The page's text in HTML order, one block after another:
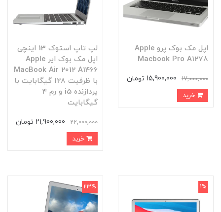
اپل مک بوک پرو Apple
Macbook Pro A1278
17,000,000 15,900,000 تومان
لپ تاپ استوک 13 اینچی
اپل مک بوک ایر Apple
MacBook Air 2012 A1466
با ظرفیت 128 گیگابایت با
پردازنده i5 و رم 4
گیگابایت
22,000,000 21,900,000 تومان
1%
23%